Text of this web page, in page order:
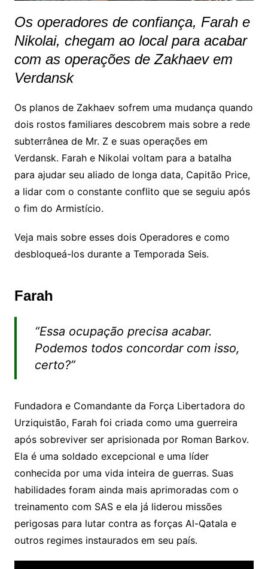
Os operadores de confiança, Farah e
Nikolai, chegam ao local para acabar
com as operações de Zakhaev em
Verdansk
Os planos de Zakhaev sofrem uma mudança quando
dois rostos familiares descobrem mais sobre a rede
subterrânea de Mr. Z e suas operações em
Verdansk. Farah e Nikolai voltam para a batalha
para ajudar seu aliado de longa data, Capitão Price,
a lidar com o constante conflito que se seguiu após
o fim do Armistício.
Veja mais sobre esses dois Operadores e como
desbloqueá-los durante a Temporada Seis.
Farah
“Essa ocupação precisa acabar.
Podemos todos concordar com isso,
certo?”
Fundadora e Comandante da Força Libertadora do
Urziquistão, Farah foi criada como uma guerreira
após sobreviver ser aprisionada por Roman Barkov.
Ela é uma soldado excepcional e uma líder
conhecida por uma vida inteira de guerras. Suas
habilidades foram ainda mais aprimoradas com o
treinamento com SAS e ela já liderou missões
perigosas para lutar contra as forças Al-Qatala e
outros regimes instaurados em seu país.